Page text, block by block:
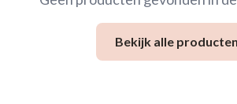
Bekijk alle producten